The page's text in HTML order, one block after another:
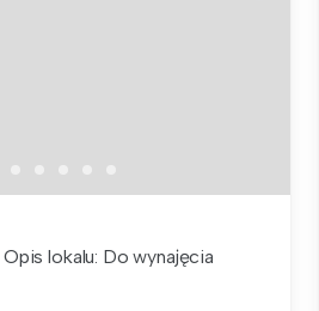
lokalu: Do wynajęcia